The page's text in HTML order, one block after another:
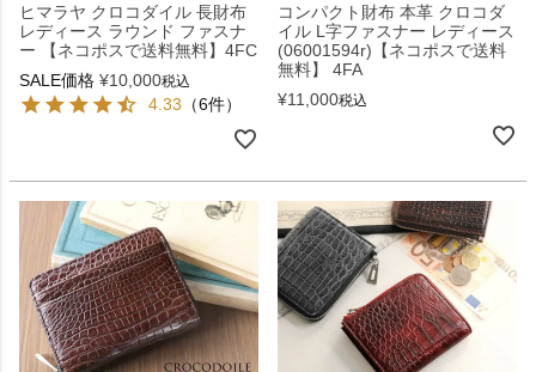
ヒマラヤ クロコダイル 長財布
レディース ラウンド ファスナ
ー 【ネコポスで送料無料】4FC
SALE価格 ¥10,000税込
4.33 （6件）
コンパクト財布 本革 クロコダ
イル L字ファスナー レディース
(06001594r)【ネコポスで送料
無料】 4FA
¥11,000税込